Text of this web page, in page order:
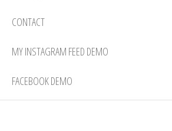
CONTACT
MY INSTAGRAM FEED DEMO
FACEBOOK DEMO